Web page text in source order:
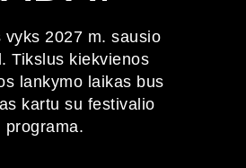
vyks 2027 m. sausio
Tikslus kiekvienos
lankymo laikas bus
kartu su festivalio
programa.